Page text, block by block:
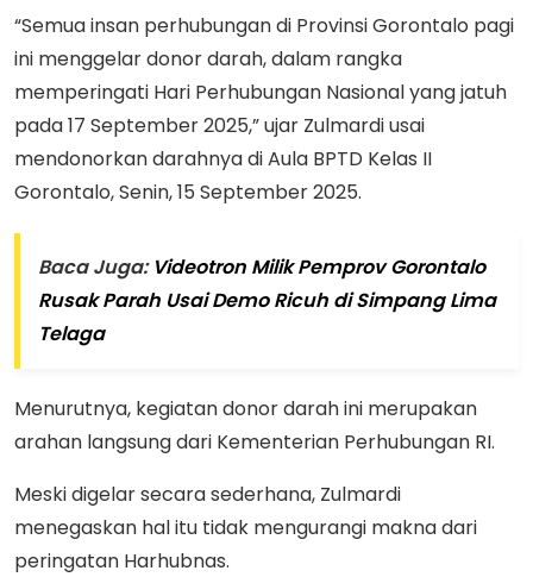
“Semua insan perhubungan di Provinsi Gorontalo pagi
ini menggelar donor darah, dalam rangka
memperingati Hari Perhubungan Nasional yang jatuh
pada 17 September 2025,” ujar Zulmardi usai
mendonorkan darahnya di Aula BPTD Kelas II
Gorontalo, Senin, 15 September 2025.
Baca Juga: Videotron Milik Pemprov Gorontalo
Rusak Parah Usai Demo Ricuh di Simpang Lima
Telaga
Menurutnya, kegiatan donor darah ini merupakan
arahan langsung dari Kementerian Perhubungan RI.
Meski digelar secara sederhana, Zulmardi
menegaskan hal itu tidak mengurangi makna dari
peringatan Harhubnas.